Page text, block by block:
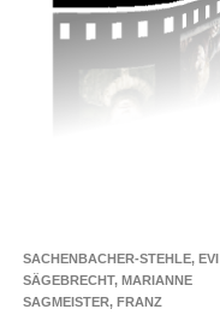
SACHENBACHER-STEHLE, EVI
SÄGEBRECHT, MARIANNE
SAGMEISTER, FRANZ